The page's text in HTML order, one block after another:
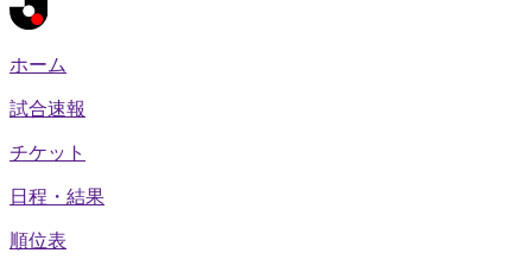
ホーム
試合速報
チケット
日程・結果
順位表